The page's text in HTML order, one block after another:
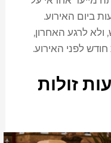
ביום האירוע.
לרגע האחרון,
לפני האירוע.
זולות